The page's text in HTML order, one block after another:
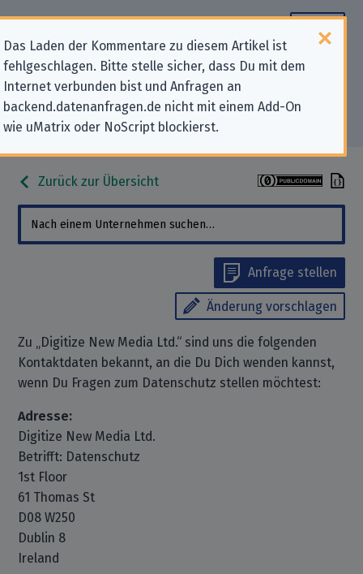
Das Laden der Kommentare zu diesem Artikel ist
fehlgeschlagen. Bitte stelle sicher, dass Du mit dem
Internet verbunden bist und Anfragen an
backend.datenanfragen.de nicht mit einem Add-On
wie uMatrix oder NoScript blockierst.
Datenschutz-Kontaktdaten für
„Digitize New Media Ltd.“
Zurück zur Übersicht
Anfrage stellen
Änderung vorschlagen
Zu „Digitize New Media Ltd.“ sind uns die folgenden
Kontaktdaten bekannt, an die Du Dich wenden kannst,
wenn Du Fragen zum Datenschutz stellen möchtest:
Adresse:
Digitize New Media Ltd.
Betrifft: Datenschutz
1st Floor
61 Thomas St
D08 W250
Dublin 8
Ireland